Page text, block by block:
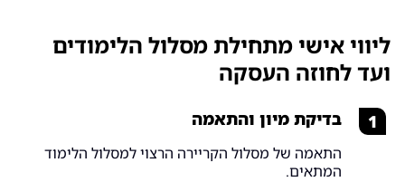
ליווי אישי מתחילת מסלול הלימודים
ועד לחוזה העסקה
1 בדיקת מיון והתאמה
התאמה של מסלול הקריירה הרצוי למסלול הלימוד
המתאים.